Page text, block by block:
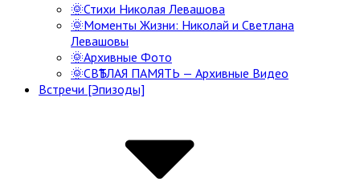
🌞Стихи Николая Левашова
🌞Моменты Жизни: Николай и Светлана
Левашовы
🌞Архивные Фото
🌞СВѢТЛАЯ ПАМЯТЬ — Архивные Видео
Встречи [Эпизоды]